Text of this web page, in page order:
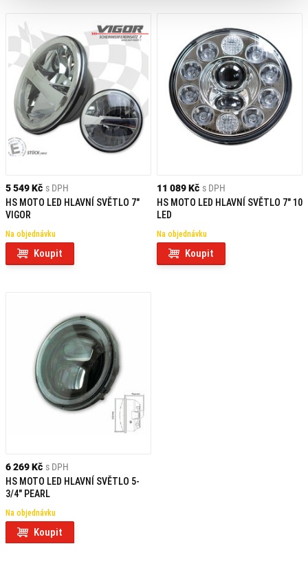
5 549 Kč s DPH
HS MOTO LED HLAVNÍ SVĚTLO 7"
VIGOR
Na objednávku
Koupit
11 089 Kč s DPH
HS MOTO LED HLAVNÍ SVĚTLO 7" 10
LED
Na objednávku
Koupit
6 269 Kč s DPH
HS MOTO LED HLAVNÍ SVĚTLO 5-
3/4" PEARL
Na objednávku
Koupit